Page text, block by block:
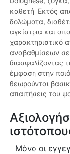
καθετή. Εκτός
δολώματα,
αγκίστρια και
χαρακτηριστικό
αναβαθμίσεων
διασφαλίζοντας
έμφαση στην
θεωρούνται
απαιτήσεις του
Μόνο οι